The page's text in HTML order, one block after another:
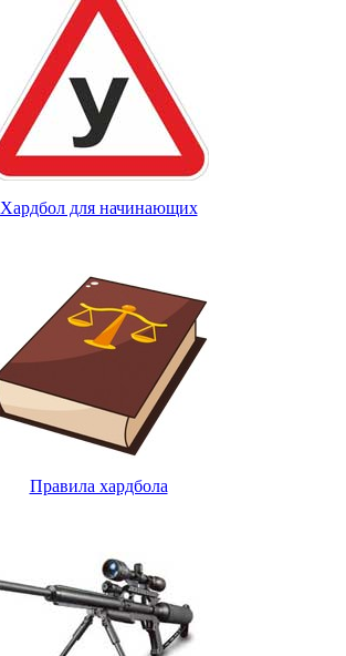
Хардбол для начинающих
Правила хардбола